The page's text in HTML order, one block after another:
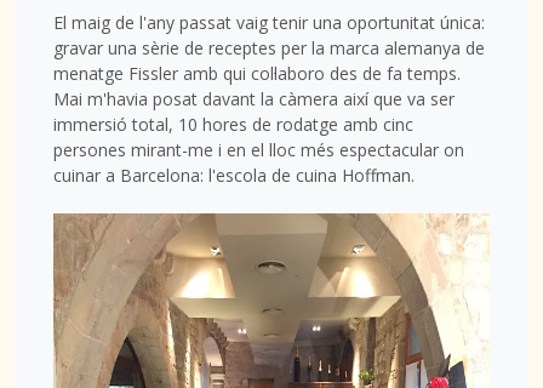
El maig de l'any passat vaig tenir una oportunitat única:
gravar una sèrie de receptes per la marca alemanya de
menatge Fissler amb qui col·laboro des de fa temps.
Mai m'havia posat davant la càmera així que va ser
immersió total, 10 hores de rodatge amb cinc
persones mirant-me i en el lloc més espectacular on
cuinar a Barcelona: l'escola de cuina Hoffman.